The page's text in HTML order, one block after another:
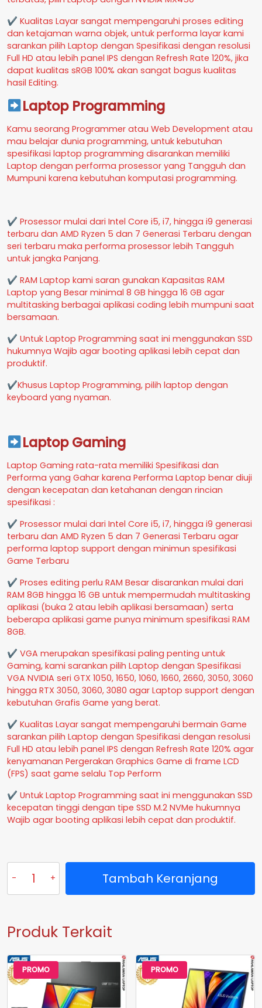
✔ Kualitas Layar sangat mempengaruhi proses editing
dan ketajaman warna objek, untuk performa layar kami
sarankan pilih Laptop dengan Spesifikasi dengan resolusi
Full HD atau lebih panel IPS dengan Refresh Rate 120%, jika
dapat kualitas sRGB 100% akan sangat bagus kualitas
hasil Editing.
Laptop Programming
Kamu seorang Programmer atau Web Development atau
mau belajar dunia programming, untuk kebutuhan
spesifikasi laptop programming disarankan memiliki
Laptop dengan performa prosessor yang Tangguh dan
Mumpuni karena kebutuhan komputasi programming.
✔ Prosessor mulai dari Intel Core i5, i7, hingga i9 generasi
terbaru dan AMD Ryzen 5 dan 7 Generasi Terbaru dengan
seri terbaru maka performa prosessor lebih Tangguh
untuk jangka Panjang.
✔ RAM Laptop kami saran gunakan Kapasitas RAM
Laptop yang Besar minimal 8 GB hingga 16 GB agar
multitasking berbagai aplikasi coding lebih mumpuni saat
bersamaan.
✔ Untuk Laptop Programming saat ini menggunakan SSD
hukumnya Wajib agar booting aplikasi lebih cepat dan
produktif.
✔Khusus Laptop Programming, pilih laptop dengan
keyboard yang nyaman.
Laptop Gaming
Laptop Gaming rata-rata memiliki Spesifikasi dan
Performa yang Gahar karena Performa Laptop benar diuji
dengan kecepatan dan ketahanan dengan rincian
spesifikasi :
✔ Prosessor mulai dari Intel Core i5, i7, hingga i9 generasi
terbaru dan AMD Ryzen 5 dan 7 Generasi Terbaru agar
performa laptop support dengan minimun spesifikasi
Game Terbaru
✔ Proses editing perlu RAM Besar disarankan mulai dari
RAM 8GB hingga 16 GB untuk mempermudah multitasking
aplikasi (buka 2 atau lebih aplikasi bersamaan) serta
beberapa aplikasi game punya minimum spesifikasi RAM
8GB.
✔ VGA merupakan spesifikasi paling penting untuk
Gaming, kami sarankan pilih Laptop dengan Spesifikasi
VGA NVIDIA seri GTX 1050, 1650, 1060, 1660, 2660, 3050, 3060
hingga RTX 3050, 3060, 3080 agar Laptop support dengan
kebutuhan Grafis Game yang berat.
✔ Kualitas Layar sangat mempengaruhi bermain Game
sarankan pilih Laptop dengan Spesifikasi dengan resolusi
Full HD atau lebih panel IPS dengan Refresh Rate 120% agar
kenyamanan Pergerakan Graphics Game di frame LCD
(FPS) saat game selalu Top Perform
✔ Untuk Laptop Programming saat ini menggunakan SSD
kecepatan tinggi dengan tipe SSD M.2 NVMe hukumnya
Wajib agar booting aplikasi lebih cepat dan produktif.
Kuantitas
ASUS
TUF
O
Ryzen
7
6800H
VGA
Tambah Keranjang
Produk Terkait
PROMO PROMO